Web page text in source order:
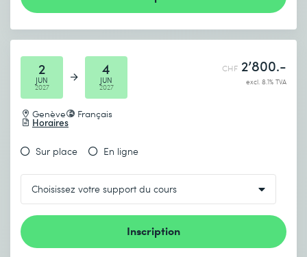
2
JUN
2027
4
JUN
2027
Genève Français
Horaires
CHF 2’800.-
excl. 8.1% TVA
Sur place En ligne
Inscription